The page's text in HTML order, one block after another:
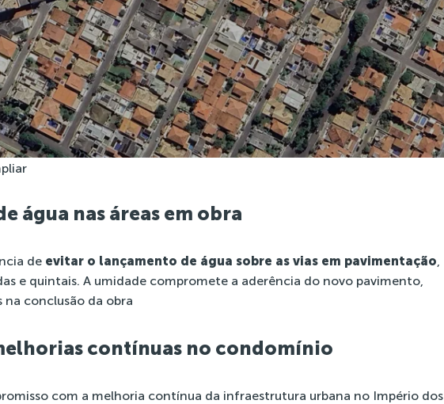
água nas áreas em obra
de evitar o lançamento de água sobre as vias em pavimentação,
e quintais. A umidade compromete a aderência do novo pavimento,
na conclusão da obra
contínuas no condomínio
com a melhoria contínua da infraestrutura urbana no Império dos